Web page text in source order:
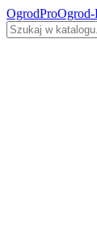
OgrodProOgrod-